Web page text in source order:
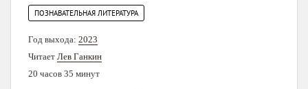
ПОЗНАВАТЕЛЬНАЯ ЛИТЕРАТУРА
Год выхода: 2023
Читает Лев Ганкин
20 часов 35 минут